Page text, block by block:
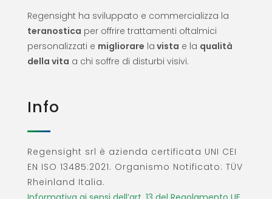
Regensight ha sviluppato e commercializza la
teranostica per offrire trattamenti oftalmici
personalizzati e migliorare la vista e la qualità
della vita a chi soffre di disturbi visivi.
Info
Regensight srl è azienda certificata UNI CEI
EN ISO 13485:2021. Organismo Notificato: TÜV
Rheinland Italia.